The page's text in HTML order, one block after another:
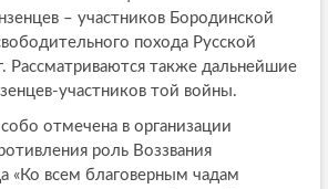
– участников Бородинской
похода Русской
Рассматриваются также дальнейшие
участников той войны.
отмечена в организации
роль Воззвания
«Ко всем благоверным чадам